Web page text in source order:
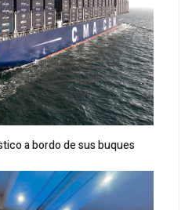
a bordo de sus buques